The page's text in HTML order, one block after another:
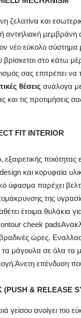
ζελατίνα και
αντιηλιακή μεμβράνη
νέο εύκολο σύστημα
βρίσκεται στο κάτω
σας επιτρέπει να
θέσεις ανάλογα
και τις προτιμήσεις
FIT INTERIOR
εξαιρετικής ποιότητας
και κορυφαία
ύφασμα παρέχει
της
έτοιμα θυλάκια
cheek
βραδινές ώρες.
τα μάγουλα σε όλα τα
επένδυση
(PUSH & RELEASE
γείσου ανοίγει πιο